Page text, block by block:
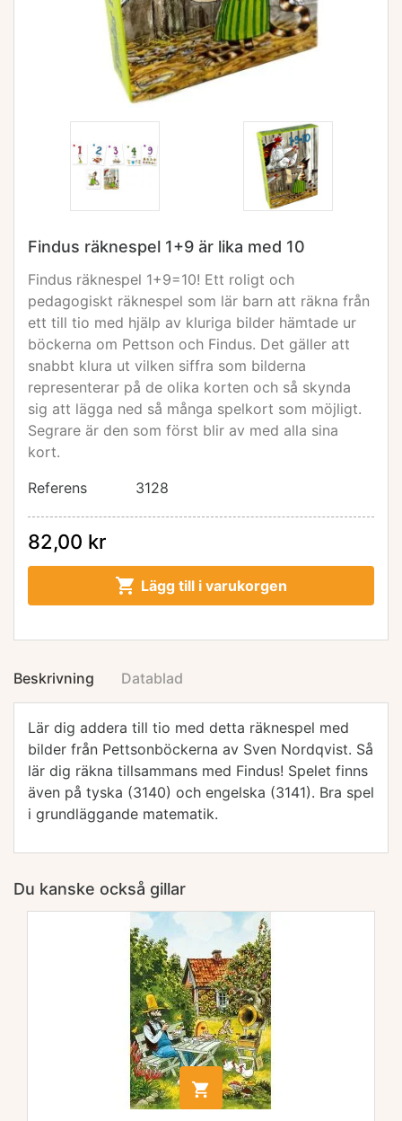
Findus räknespel 1+9 är lika med 10
Findus räknespel 1+9=10! Ett roligt och
pedagogiskt räknespel som lär barn att räkna från
ett till tio med hjälp av kluriga bilder hämtade ur
böckerna om Pettson och Findus. Det gäller att
snabbt klura ut vilken siffra som bilderna
representerar på de olika korten och så skynda
sig att lägga ned så många spelkort som möjligt.
Segrare är den som först blir av med alla sina
kort.
Referens
3128
82,00 kr
 Lägg till i varukorgen
Beskrivning Datablad
Lär dig addera till tio med detta räknespel med
bilder från Pettsonböckerna av Sven Nordqvist. Så
lär dig räkna tillsammans med Findus! Spelet finns
även på tyska (3140) och engelska (3141). Bra spel
i grundläggande matematik.
Du kanske också gillar
